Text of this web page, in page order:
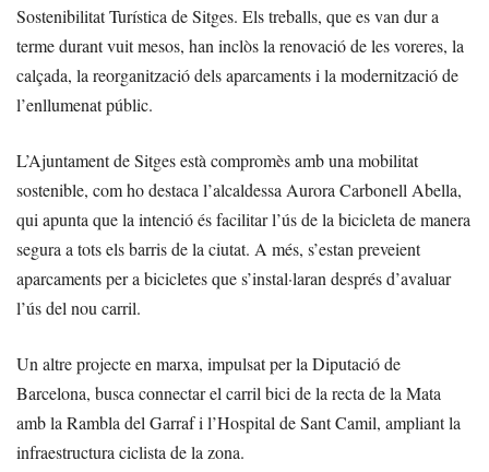
Sostenibilitat Turística de Sitges. Els treballs, que es van dur a
terme durant vuit mesos, han inclòs la renovació de les voreres, la
calçada, la reorganització dels aparcaments i la modernització de
l’enllumenat públic.
L’Ajuntament de Sitges està compromès amb una mobilitat
sostenible, com ho destaca l’alcaldessa Aurora Carbonell Abella,
qui apunta que la intenció és facilitar l’ús de la bicicleta de manera
segura a tots els barris de la ciutat. A més, s’estan preveient
aparcaments per a bicicletes que s’instal·laran després d’avaluar
l’ús del nou carril.
Un altre projecte en marxa, impulsat per la Diputació de
Barcelona, busca connectar el carril bici de la recta de la Mata
amb la Rambla del Garraf i l’Hospital de Sant Camil, ampliant la
infraestructura ciclista de la zona.